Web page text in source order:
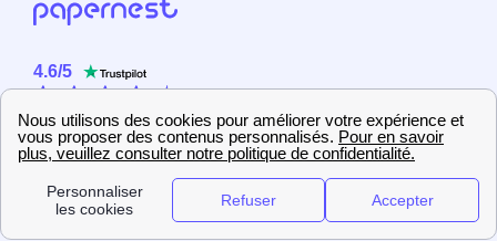
4.6/5
2358 utilisateurs